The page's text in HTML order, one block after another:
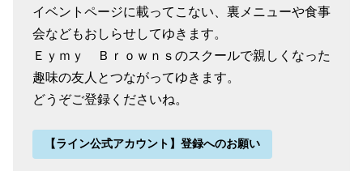
イベントページに載ってこない、裏メニューや食事
会などもおしらせしてゆきます。
Ｅｙｍｙ Ｂｒｏｗｎｓのスクールで親しくなった
趣味の友人とつながってゆきます。
どうぞご登録くださいね。
【ライン公式アカウント】登録へのお願い